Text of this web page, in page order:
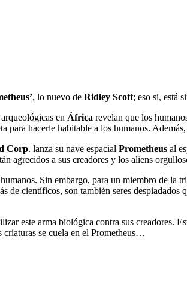
, lo nuevo de Ridley Scott; eso si, está
en África revelan que los
hacerle habitable a los humanos.
Corp. lanza su nave espacial Prometheus al
agrecidos a sus creadores y los aliens
Sin embargo, para un miembro de la
de científicos, son también seres
este arma biológica contra sus creadores.
criaturas se cuela en el Prometheus…